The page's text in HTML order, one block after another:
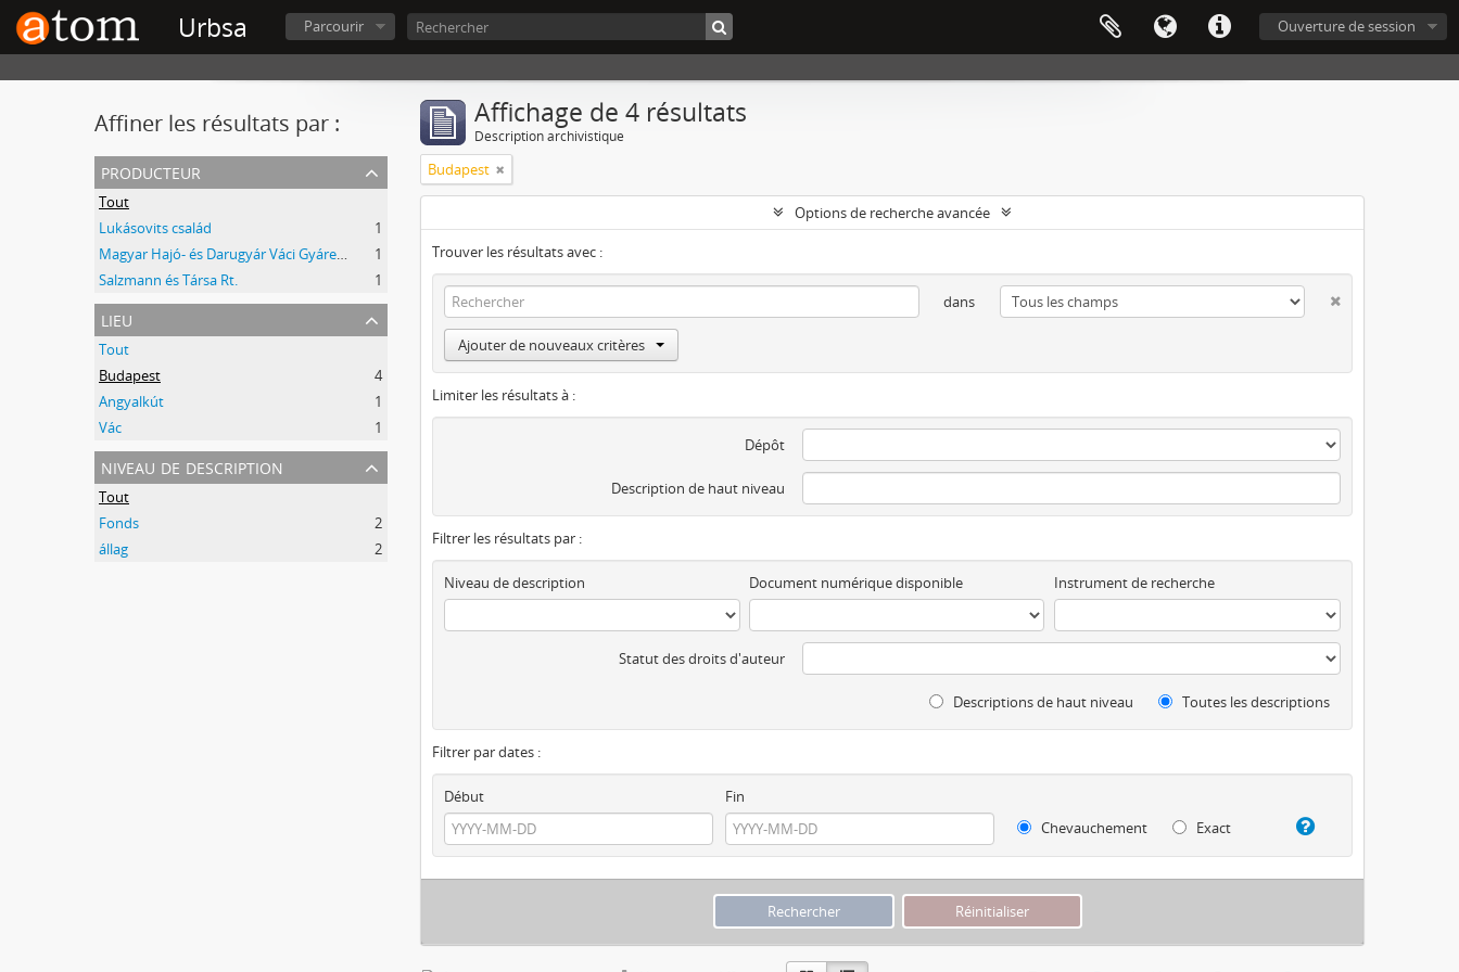
Urbsa Ouverture de session
Parcourir
Affiner les résultats par :
producteur
Tout
Lukásovits család
1
Magyar Hajó- és Darugyár Váci Gyáregység (korábban Duna Hajógyár)
1
Salzmann és Társa Rt.
1
lieu
Tout
Budapest
4
Angyalkút
1
Vác
1
niveau de description
Tout
Fonds
2
állag
2
Affichage de 4 résultats
Description archivistique
Budapest
Options de recherche avancée
Trouver les résultats avec :
dans
Ajouter de nouveaux critères
Limiter les résultats à :
Dépôt
Description de haut niveau
Filtrer les résultats par :
Niveau de description Document numérique disponible Instrument de recherche
Statut des droits d'auteur
Descriptions de haut niveau Toutes les descriptions
Filtrer par dates :
Début
Fin
Chevauchement
Exact